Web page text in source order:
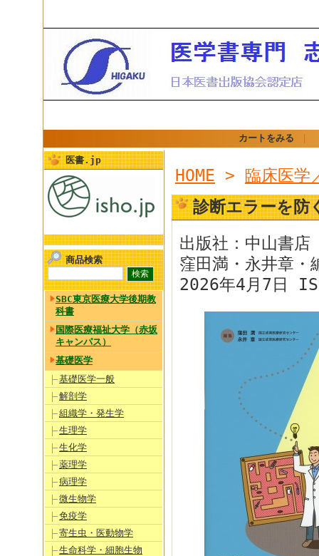
カートをみる
医書.jp
商品検索
SBC東京医療大学後期教
科書
国際医療福祉大学（赤坂
キャンパス）
基礎医学
基礎医学一般
解剖学
組織学・発生学
生理学
生化学
薬理学
病理学
微生物学
免疫学
寄生虫・医動物学
生命科学・細胞生物
HOME > 臨床医学
診断エラーを
出版社：中山書店
窪田満・永井章・
2026年4月7日